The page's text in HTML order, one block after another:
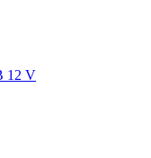
12 V